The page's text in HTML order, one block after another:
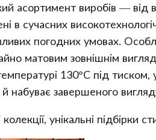
асортимент виробів —
в сучасних
погодних умовах.
матовим зовнішнім
130°C під
завершеного
унікальні підбірки